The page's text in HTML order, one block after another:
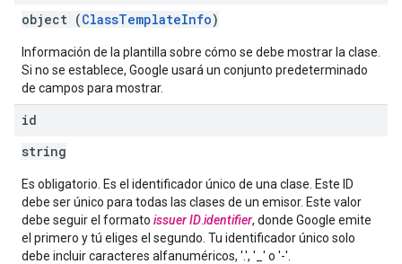
object (ClassTemplateInfo)
Información de la plantilla sobre cómo se debe mostrar la clase.
Si no se establece, Google usará un conjunto predeterminado
de campos para mostrar.
id
string
Es obligatorio. Es el identificador único de una clase. Este ID
debe ser único para todas las clases de un emisor. Este valor
debe seguir el formato issuer IDidentifier, donde Google emite
el primero y tú eliges el segundo. Tu identificador único solo
debe incluir caracteres alfanuméricos, '.', '_' o '-'.